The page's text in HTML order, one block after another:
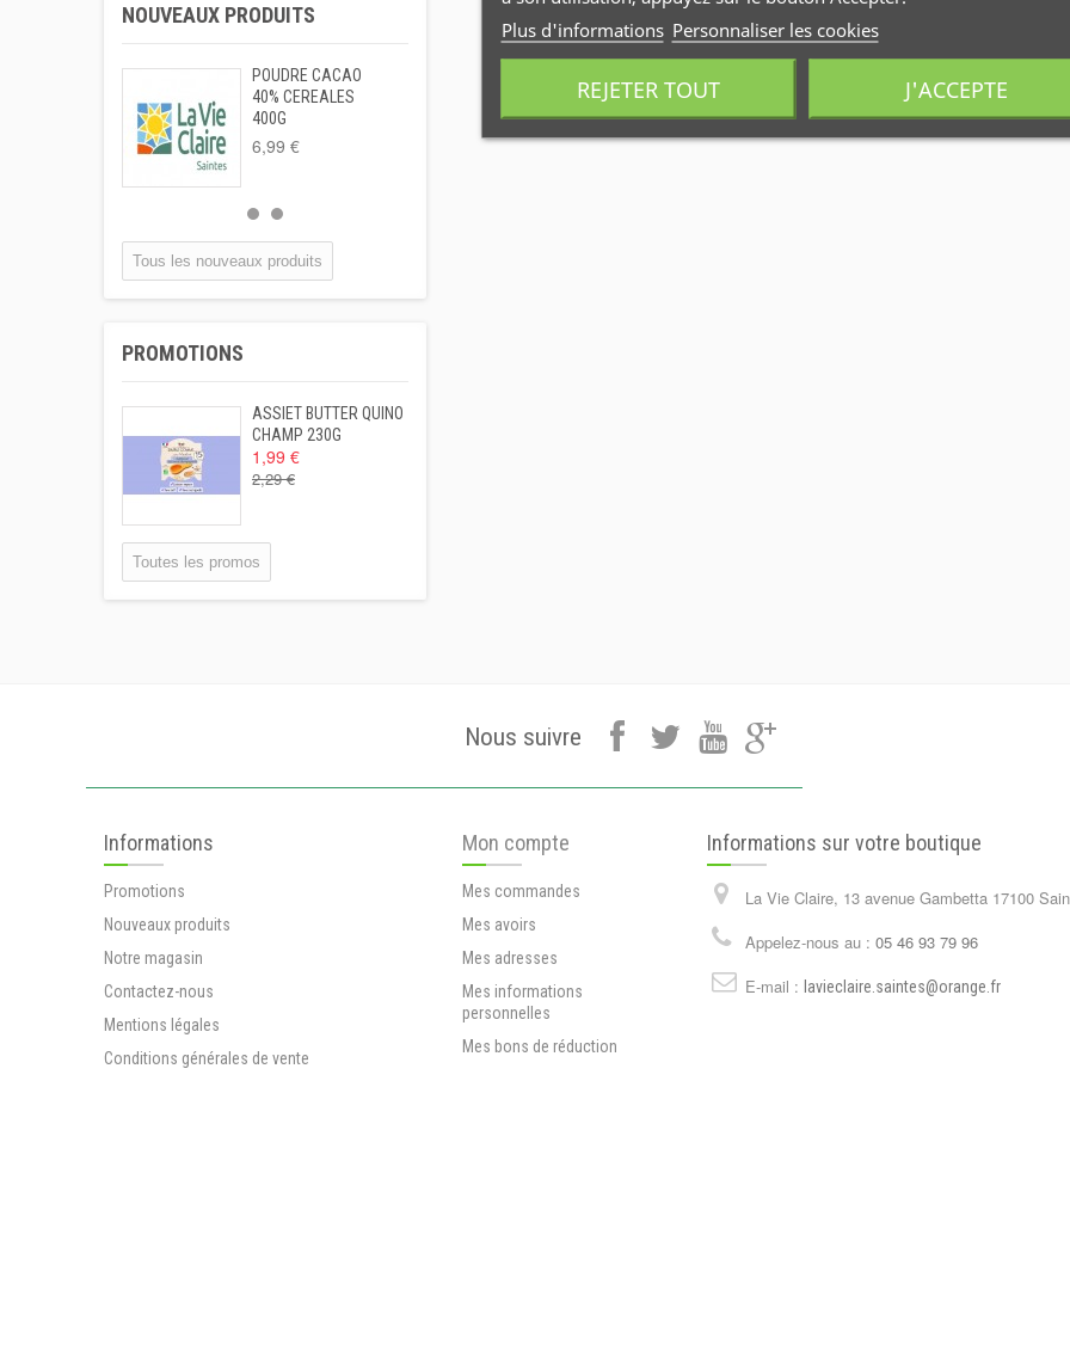
NOUVEAUX PRODUITS
POUDRE CACAO
40% CEREALES
400G
6,99 €
BOLIVIE 100G
4,39 €
Tous les nouveaux produits
PROMOTIONS
ASSIET BUTTER QUINO
CHAMP 230G
1,99 €
2,29 €
Toutes les promos
Nous suivre
Informations
Promotions
Nouveaux produits
Notre magasin
Contactez-nous
Mentions légales
Conditions générales de vente
Mon compte
Mes commandes
Mes avoirs
Mes adresses
Mes informations
personnelles
Mes bons de réduction
Informations sur votre boutique
La Vie Claire, 13 avenue Gambetta 17100
Appelez-nous au : 05 46 93 79 96
E-mail : lavieclaire.saintes@orange.fr
Plus d'informations Personnaliser les cookies
REJETER TOUT J'ACCEPTE